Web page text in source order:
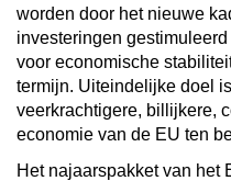
worden door het nieuwe
investeringen
voor economische
termijn. Uiteindelijke doel
veerkrachtigere, billijkere,
economie van de EU ten
Het najaarspakket van het